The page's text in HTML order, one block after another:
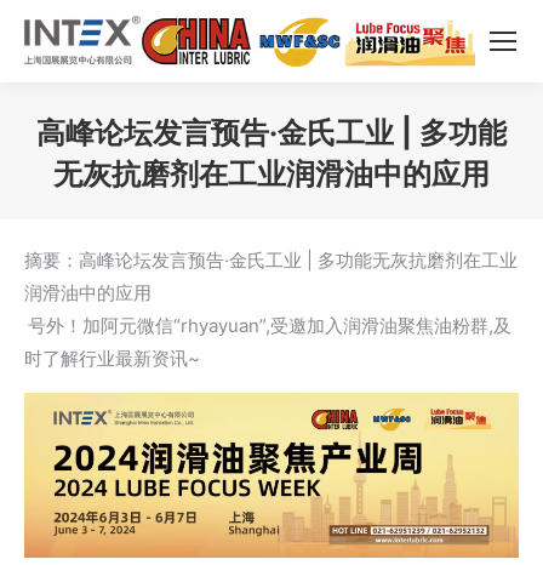
高峰论坛发言预告·金氏工业 | 多功能
无灰抗磨剂在工业润滑油中的应用
摘要：高峰论坛发言预告·金氏工业 | 多功能无灰抗磨剂在工业
润滑油中的应用
号外！加阿元微信“rhyayuan”,受邀加入润滑油聚焦油粉群,及
时了解行业最新资讯~